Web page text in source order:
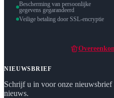
Bescherming van persoonlijke
gegevens gegarandeerd
Veilige betaling door SSL-encryptie
NIEUWSBRIEF
Schrijf u in voor onze nieuwsbrief
nieuws.